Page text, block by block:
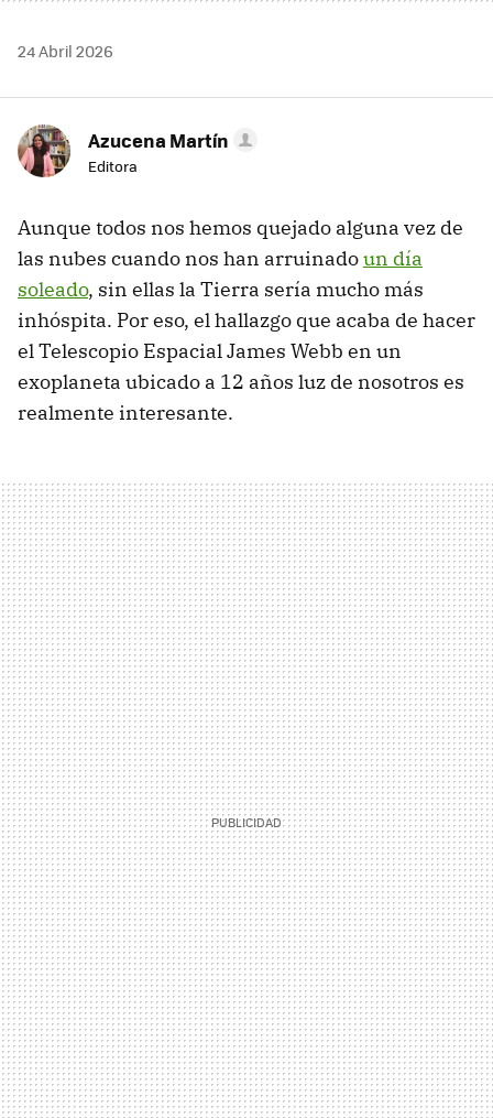
24 Abril 2026
Azucena Martín
Editora
Aunque todos nos hemos quejado alguna vez de
las nubes cuando nos han arruinadoun día
soleado, sin ellas la Tierra sería mucho más
inhóspita. Por eso, el hallazgo que acaba de hacer
el Telescopio Espacial James Webb en un
exoplaneta ubicado a 12 años luz de nosotros es
realmente interesante.